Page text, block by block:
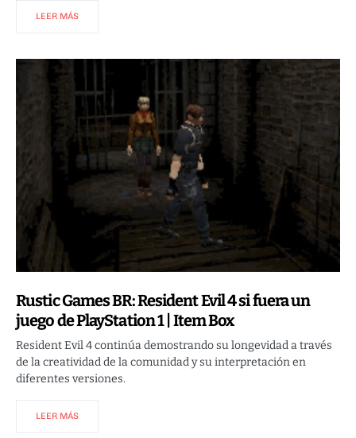
LEER MÁS
Rustic Games BR: Resident Evil 4 si fuera un
juego de PlayStation 1 | Item Box
Resident Evil 4 continúa demostrando su longevidad a través
de la creatividad de la comunidad y su interpretación en
diferentes versiones.
LEER MÁS